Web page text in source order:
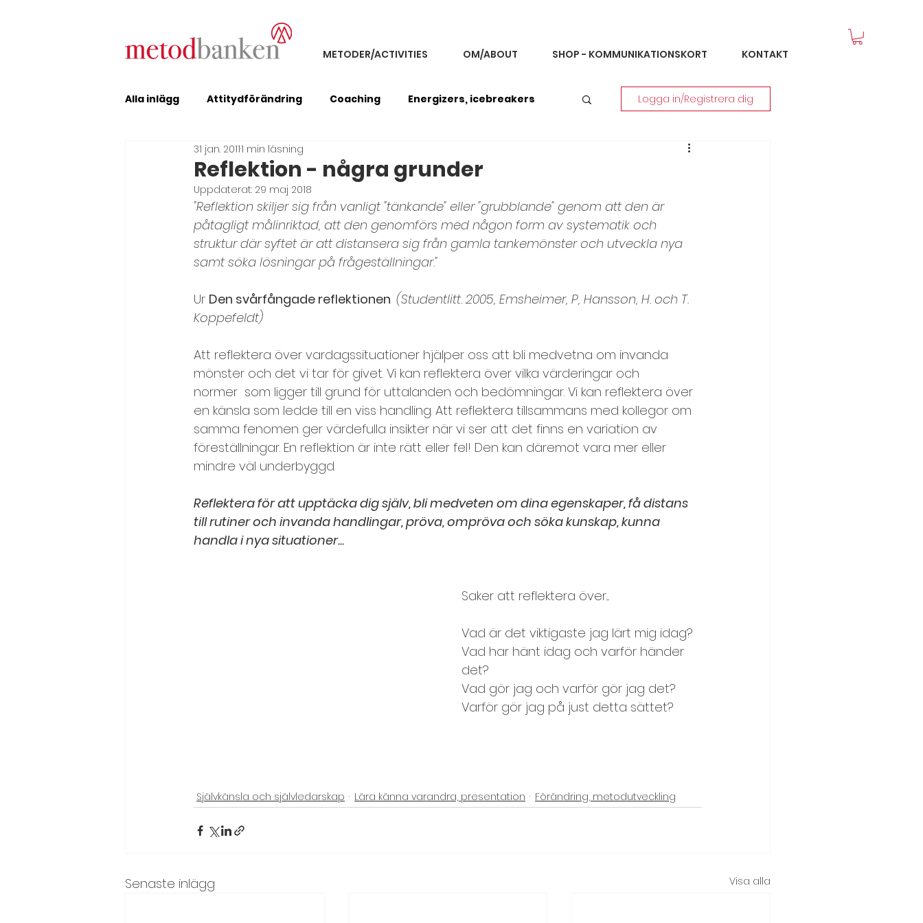
METODER/ACTIVITIES OM/ABOUT SHOP - KOMMUNIKATIONSKORT KONTAKT
Alla inlägg Attitydförändring Coaching Energizers, icebreakers
Erfarenhetsutbyte Feedback och kommunikation
Förändring, metodutveckling Improvisationsövningar
Inledning och avslutning Koncentration och fokus
Kreativitet, idégenerering
Läs en text/citat/dikt Medarbetarundersökning Mingelkort
Målbild och visioner Mötesteknik, distansmöten
Problemlösning Samarbete och samarbetsövningar
Storgrupp Styrkekort
Logga in/Registrera dig
Reflektion - några grunder
31 jan. 20111 min läsning
Uppdaterat: 29 maj 2018
"Reflektion skiljer sig från vanligt "tänkande" eller "grubblande" genom att den är
påtagligt målinriktad, att den genomförs med någon form av systematik och
struktur där syftet är att distansera sig från gamla tankemönster och utveckla nya
samt söka lösningar på frågeställningar."
Ur Den svårfångade reflektionen (Studentlitt. 2005, Emsheimer, P, Hansson, H. och T.
Koppefeldt)
Att reflektera över vardagssituationer hjälper oss att bli medvetna om invanda
mönster och det vi tar för givet. Vi kan reflektera över vilka värderingar och
normer  som ligger till grund för uttalanden och bedömningar. Vi kan reflektera över
en känsla som ledde till en viss handling. Att reflektera tillsammans med kollegor om
samma fenomen ger värdefulla insikter när vi ser att det finns en variation av
föreställningar. En reflektion är inte rätt eller fel! Den kan däremot vara mer eller
mindre väl underbyggd.
Reflektera för att upptäcka dig själv, bli medveten om dina egenskaper, få distans
till rutiner och invanda handlingar, pröva, ompröva och söka kunskap, kunna
handla i nya situationer...
Saker att reflektera över....
Vad är det viktigaste jag lärt mig idag?
Vad har hänt idag och varför händer
det?
Vad gör jag och varför gör jag det?
Varför gör jag på just detta sättet?
Självkänsla och självledarskap Lära känna varandra, presentation Förändring, metodutveckling
Senaste inlägg Visa alla